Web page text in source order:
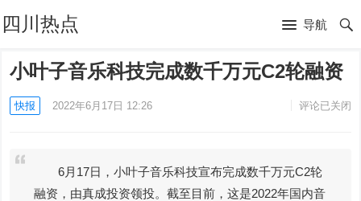
四川热点 导航
小叶子音乐科技完成数千万元C2轮融资
快报 2022年6月17日 12:26 评论已关闭
6月17日，小叶子音乐科技宣布完成数千万元C2轮
融资，由真成投资领投。截至目前，这是2022年国内音